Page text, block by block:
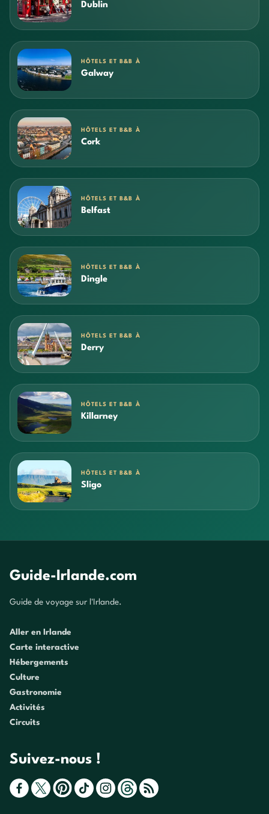
Dublin
HÔTELS ET B&B À
Galway
HÔTELS ET B&B À
Cork
HÔTELS ET B&B À
Belfast
HÔTELS ET B&B À
Dingle
HÔTELS ET B&B À
Derry
HÔTELS ET B&B À
Killarney
HÔTELS ET B&B À
Sligo
Guide-Irlande.com
Guide de voyage sur l'Irlande.
Aller en Irlande
Carte interactive
Hébergements
Culture
Gastronomie
Activités
Circuits
Suivez-nous !